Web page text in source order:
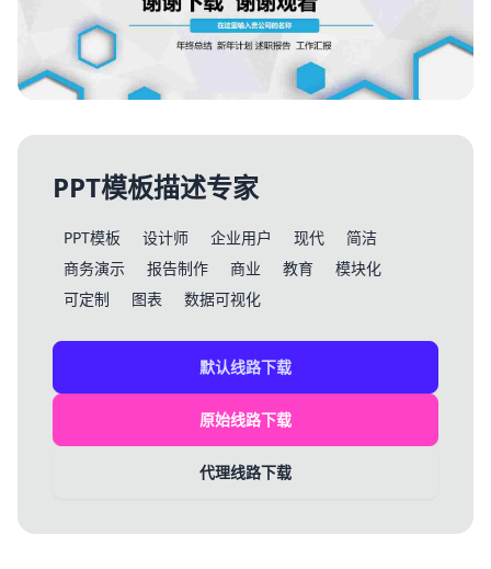
PPT模板描述专家
PPT模板 设计师 企业用户 现代
简洁
商务演示
报告制作 商业 教育
模块化
可定制
图表 数据可视化
默认线路下载
原始线路下载
代理线路下载